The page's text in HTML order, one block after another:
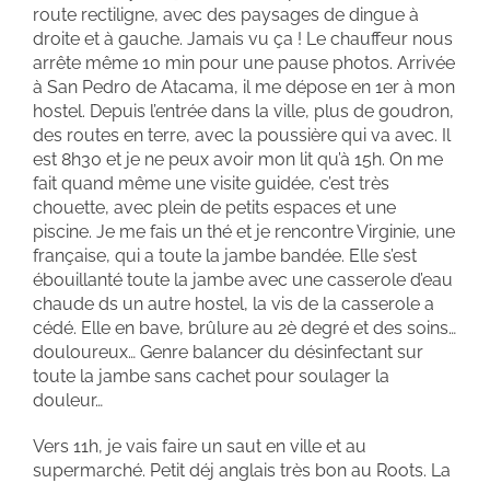
route rectiligne, avec des paysages de dingue à
droite et à gauche. Jamais vu ça ! Le chauffeur nous
arrête même 10 min pour une pause photos. Arrivée
à San Pedro de Atacama, il me dépose en 1er à mon
hostel. Depuis l’entrée dans la ville, plus de goudron,
des routes en terre, avec la poussière qui va avec. Il
est 8h30 et je ne peux avoir mon lit qu’à 15h. On me
fait quand même une visite guidée, c’est très
chouette, avec plein de petits espaces et une
piscine. Je me fais un thé et je rencontre Virginie, une
française, qui a toute la jambe bandée. Elle s’est
ébouillanté toute la jambe avec une casserole d’eau
chaude ds un autre hostel, la vis de la casserole a
cédé. Elle en bave, brûlure au 2è degré et des soins…
douloureux… Genre balancer du désinfectant sur
toute la jambe sans cachet pour soulager la
douleur…
Vers 11h, je vais faire un saut en ville et au
supermarché. Petit déj anglais très bon au Roots. La